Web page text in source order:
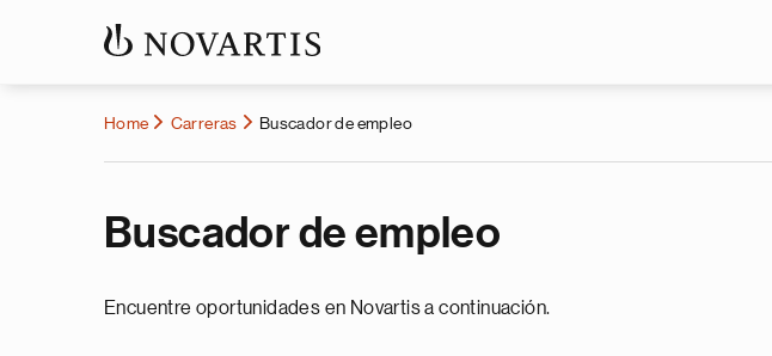
Home Carreras Buscador de empleo
Buscador de empleo
Encuentre oportunidades en Novartis a continuación.